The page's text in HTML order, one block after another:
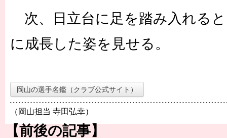
次、日立台に足を踏み入れる
に成長した姿を見せる。
岡山の選手名鑑（クラブ公式サイト）
（岡山担当 寺田弘幸）
【前後の記事】